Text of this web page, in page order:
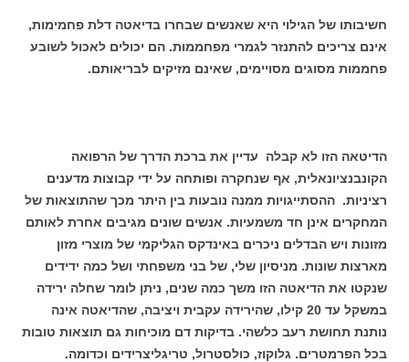
חשיבותו של הגילוי היא שאנשים שבחרו בדיאטה דלת פחמימות,
אינם צריכים להתנזר לגמרי מפחממות. הם יכולים לאכול לשובע
פחממות מסוגים מסויימים, שאינם מזיקים לבריאותם.
הדיטאה הזו לא קבלה עדיין את ברכת הדרך של הרפואה
הקונבנציונאלית, אף שנחקרה ופותחה על ידי קבוצות מדענים
רציניות. ההסתייגויות ממנה נובעות בין היתר מכך שהתוצאות של
המחקרים אינן חד משמעיות. אנשים שונים מגיבים אחרת לאותם
מזונות ויש הבדלים ניכרים באינדקס הגליקמי של מוצרי מזון
מארצות שונות. מניסיון שלי, של בני משפחתי ושל כמה ידידים
שנקטו את הדיאטה הזו משך כמה שנים, ניתן לומר שחלה ירידה
במשקל עד 20 קילו, שהירידה עקבית ויציבה, שהדיאטה אינה
נותנת תחושת רעב כלשהי. בדיקות דם מוכיחות גם תוצאות טובות
בכל הפרמטרים. גלוקוז, כולסטרול, טריגליצרידים וכדומה.